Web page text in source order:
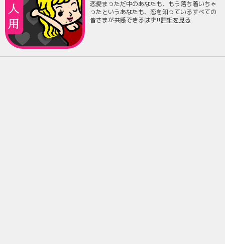
恋愛まっただ中のあなたも、もう落ち着いちゃ
ったというあなたも、恋を知っているすべての
皆さまが共感できるはず!!詳細を見る